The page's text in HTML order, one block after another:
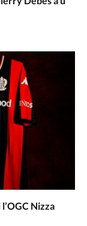
Nizza